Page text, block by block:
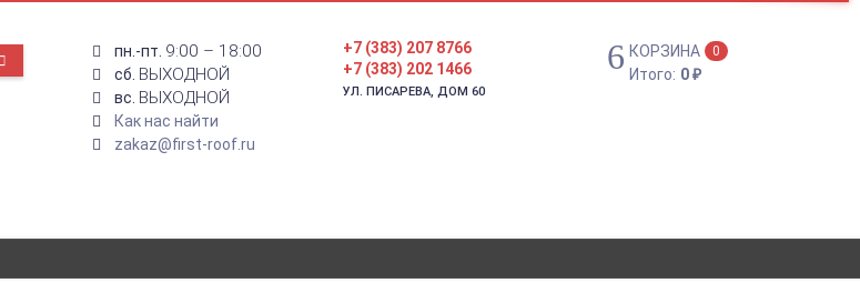
пн.-пт. 9:00 – 18:00
сб. ВЫХОДНОЙ
вс. ВЫХОДНОЙ
Как нас найти
zakaz@first-roof.ru
+7 (383) 207 8766
+7 (383) 202 1466
УЛ. ПИСАРЕВА, ДОМ 60
КОРЗИНА 0
Итого: 0₽